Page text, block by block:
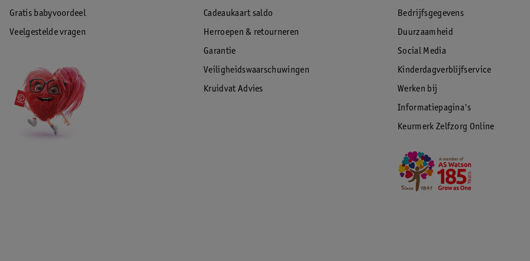
Gratis babyvoordeel
Veelgestelde vragen
Cadeaukaart saldo
Herroepen & retourneren
Garantie
Veiligheidswaarschuwingen
Kruidvat Advies
Bedrijfsgegevens
Duurzaamheid
Social Media
Kinderdagverblijfservice
Werken bij
Informatiepagina's
Keurmerk Zelfzorg Online